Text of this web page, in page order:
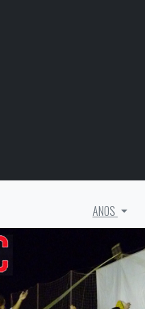
ANOS